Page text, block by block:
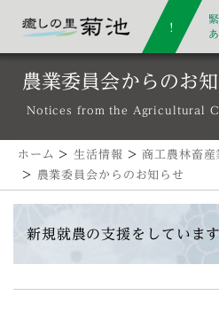
農業委員会からのお
Notices from the Agricultural
ホーム >生活情報 >商工農林畜産
>
農業委員会からのお知らせ
新規就農の支援をしています